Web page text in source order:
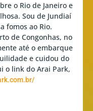
o Rio de Janeiro e
Sou de Jundiaí
fomos ao Rio.
de Congonhas, no
até o embarque
e cuidou do
o link do Arai Park,